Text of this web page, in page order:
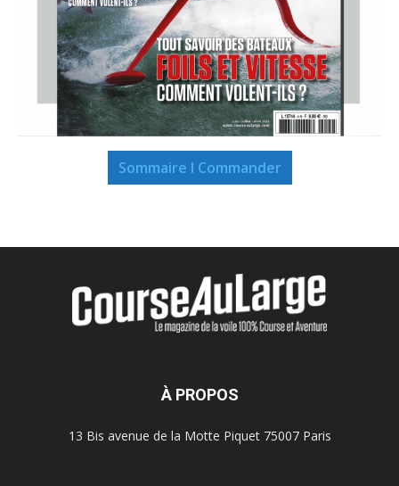
Sommaire I Commander
À PROPOS
13 Bis avenue de la Motte Piquet 75007 Paris